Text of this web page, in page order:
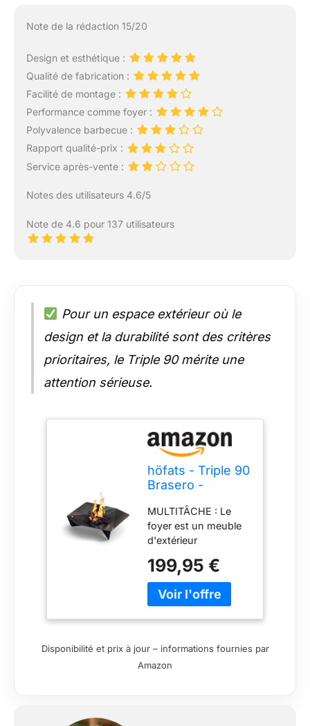
Note de la rédaction 15/20
Design et esthétique :
Qualité de fabrication :
Facilité de montage :
Performance comme foyer :
Polyvalence barbecue :
Rapport qualité-prix :
Service après-vente :
Notes des utilisateurs 4.6/5
Note de 4.6 pour 137 utilisateurs
Pour un espace extérieur où le
design et la durabilité sont des critères
prioritaires, le Triple 90 mérite une
attention sérieuse.
höfats - Triple 90
Brasero -
Design - pour
terrasse et
Jardin - Acier
Corten Aspect
Rouille
MULTITÂCHE : Le
foyer est un meuble
d'extérieur
accessoires
optionnels, le brasero
peut être utilisé
bol d'incendie TRIPLE
90 peut être
199,95 €
Disponibilité et prix à jour – informations fournies par
Amazon